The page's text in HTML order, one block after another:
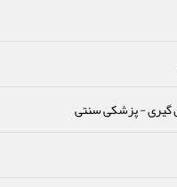
گیری-پزشکی سنتی